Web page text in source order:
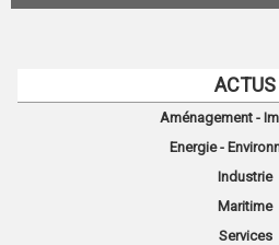
ACTUS
Aménagement -
Energie -
Industrie
Maritime
Services